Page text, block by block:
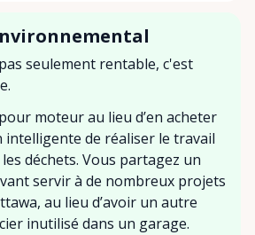
seulement rentable, c'est
moteur au lieu d’en acheter
intelligente de réaliser le travail
déchets. Vous partagez un
servir à de nombreux projets
au lieu d’avoir un autre
inutilisé dans un garage.